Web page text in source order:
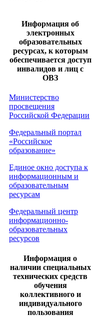
Информация об
электронных
образовательных
ресурсах, к которым
обеспечивается доступ
инвалидов и лиц с
ОВЗ
Министерство
просвещения
Российской Федерации
Федеральный портал
«Российское
образование»
Единое окно доступа к
информационным и
образовательным
ресурсам
Федеральный центр
информационно-
образовательных
ресурсов
Информация о
наличии специальных
технических средств
обучения
коллективного и
индивидуального
пользования